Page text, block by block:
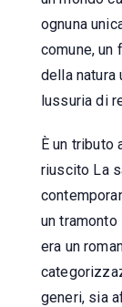
ognuna
comune,
della natura
lussuria di
È un tributo
riuscito La
un
era un
generi, sia